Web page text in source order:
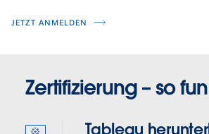
JETZT ANMELDEN
Zertifizierung – so
Tableau